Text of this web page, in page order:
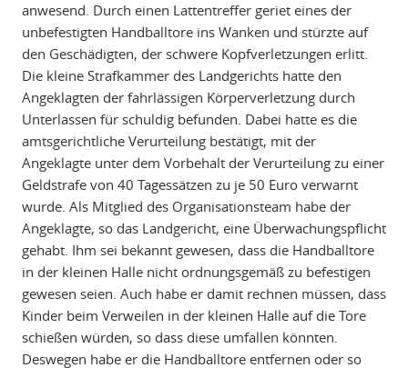
anwesend. Durch einen Lattentreffer geriet eines der
unbefestigten Handballtore ins Wanken und stürzte auf
den Geschädigten, der schwere Kopfverletzungen erlitt.
Die kleine Strafkammer des Landgerichts hatte den
Angeklagten der fahrlässigen Körperverletzung durch
Unterlassen für schuldig befunden. Dabei hatte es die
amtsgerichtliche Verurteilung bestätigt, mit der
Angeklagte unter dem Vorbehalt der Verurteilung zu einer
Geldstrafe von 40 Tagessätzen zu je 50 Euro verwarnt
wurde. Als Mitglied des Organisationsteam habe der
Angeklagte, so das Landgericht, eine Überwachungspflicht
gehabt. Ihm sei bekannt gewesen, dass die Handballtore
in der kleinen Halle nicht ordnungsgemäß zu befestigen
gewesen seien. Auch habe er damit rechnen müssen, dass
Kinder beim Verweilen in der kleinen Halle auf die Tore
schießen würden, so dass diese umfallen könnten.
Deswegen habe er die Handballtore entfernen oder so